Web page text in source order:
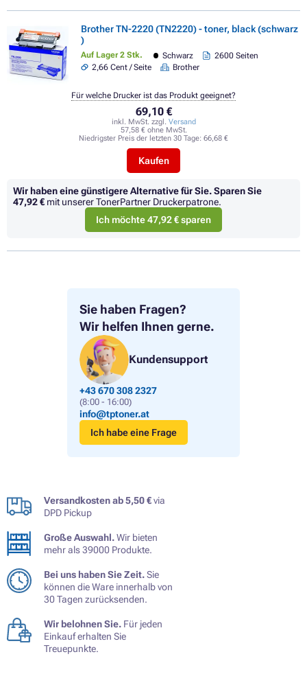
Sie haben Fragen?
Wir helfen Ihnen gerne.
Kundensupport
+43 670 308 2327
(8:00 - 16:00)
info@tptoner.at
Ich habe eine Frage
Brother TN-2220 (TN2220) - toner, black (schwarz
)
Auf Lager 2 Stk. Schwarz
2600 Seiten
2,66 Cent / Seite
Brother
69,10 €
inkl. MwSt. zzgl. Versand
57,58 € ohne MwSt.
Niedrigster Preis der letzten 30 Tage: 66,68 €
Kaufen
Für welche Drucker ist das Produkt geeignet?
Wir haben eine günstigere Alternative für Sie.Sparen Sie
47,92 € mit unserer TonerPartner Druckerpatrone.
Ich möchte 47,92 € sparen
Versandkosten ab 5,50 €via
DPD Pickup
Große Auswahl.Wir bieten
mehr als 39000 Produkte.
Bei uns haben Sie Zeit.Sie
können die Ware innerhalb von
30 Tagen zurücksenden.
Wir belohnen Sie. Für jeden
Einkauf erhalten Sie
Treuepunkte.